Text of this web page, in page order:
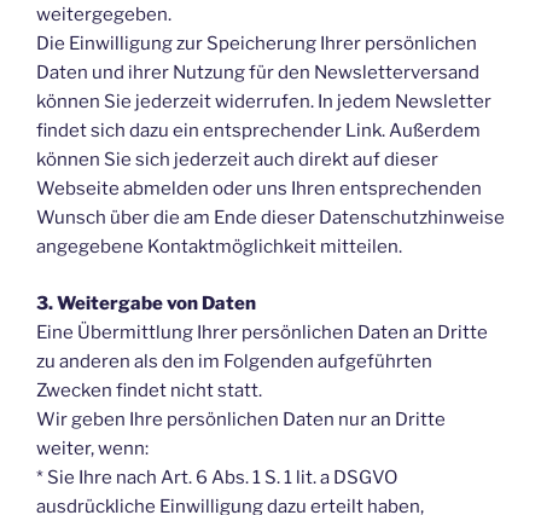
weitergegeben.
Die Einwilligung zur Speicherung Ihrer persönlichen
Daten und ihrer Nutzung für den Newsletterversand
können Sie jederzeit widerrufen. In jedem Newsletter
findet sich dazu ein entsprechender Link. Außerdem
können Sie sich jederzeit auch direkt auf dieser
Webseite abmelden oder uns Ihren entsprechenden
Wunsch über die am Ende dieser Datenschutzhinweise
angegebene Kontaktmöglichkeit mitteilen.
3. Weitergabe von Daten
Eine Übermittlung Ihrer persönlichen Daten an Dritte
zu anderen als den im Folgenden aufgeführten
Zwecken findet nicht statt.
Wir geben Ihre persönlichen Daten nur an Dritte
weiter, wenn:
* Sie Ihre nach Art. 6 Abs. 1 S. 1 lit. a DSGVO
ausdrückliche Einwilligung dazu erteilt haben,